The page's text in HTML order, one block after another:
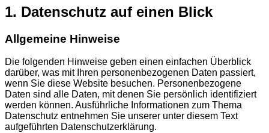
1. Datenschutz auf einen Blick
Allgemeine Hinweise
Die folgenden Hinweise geben einen einfachen Überblick
darüber, was mit Ihren personenbezogenen Daten passiert,
wenn Sie diese Website besuchen. Personenbezogene
Daten sind alle Daten, mit denen Sie persönlich identifiziert
werden können. Ausführliche Informationen zum Thema
Datenschutz entnehmen Sie unserer unter diesem Text
aufgeführten Datenschutzerklärung.